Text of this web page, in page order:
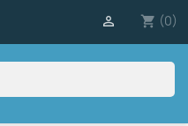
shopping_cart (0)
